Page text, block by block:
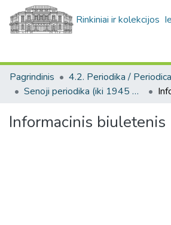
Rinkiniai ir kolekcijos
Pagrindinis
4.2. Periodika /
Senoji periodika (iki 1945 m.) / Old periodicals (pre-1945)
Informacinis biuletenis